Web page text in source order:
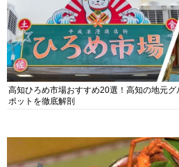
高知ひろめ市場おすすめ20選！高知の地元
ポットを徹底解剖